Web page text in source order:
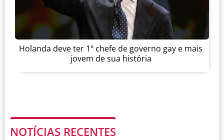
Holanda deve ter 1º chefe de governo gay e mais
jovem de sua história
NOTÍCIAS RECENTES